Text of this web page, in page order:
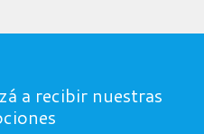
a recibir nuestras